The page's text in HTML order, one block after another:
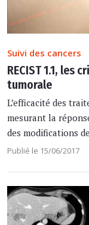
Suivi des cancers
RECIST 1.1, les
tumorale
L’efficacité des
mesurant la
des modifications
Publié le 15/06/2017